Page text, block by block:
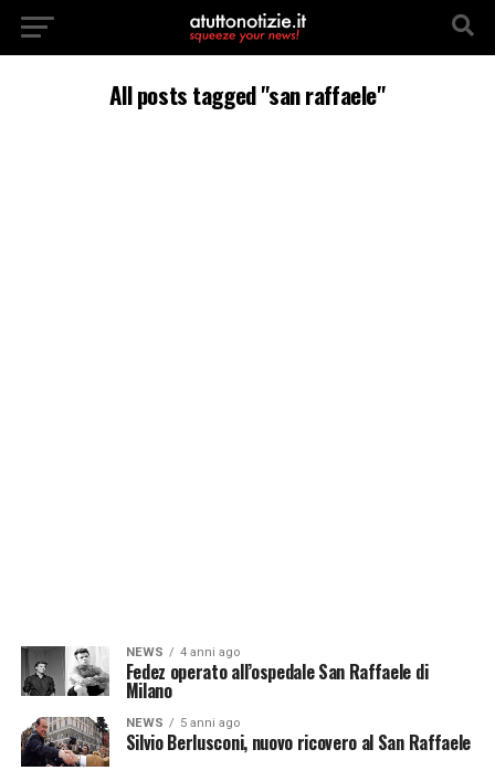
All posts tagged "san raffaele"
NEWS 4 anni ago
Fedez operato all’ospedale San Raffaele di
Milano
NEWS 5 anni ago
Silvio Berlusconi, nuovo ricovero al San Raffaele